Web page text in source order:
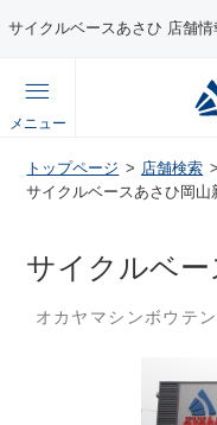
サイクルベースあさひ 店舗情
総合サイト
公式オンラインストア
企業情報サイト
店舗情報サイト
メニュー
コンテンツ
メンテナンス・カス
トップページ 店舗検索
サイクルベースあさひ岡山
サイクルベ
オカヤマシンボウテン